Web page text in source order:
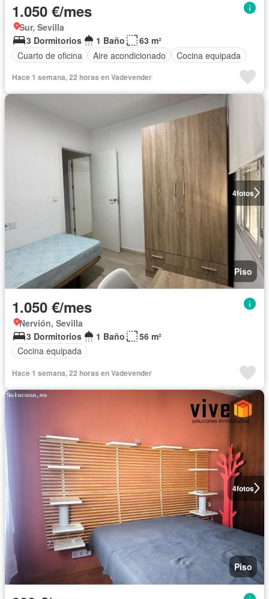
1.050 €/mes
Sur, Sevilla
3 Dormitorios
1 Baño
63 m²
Cuarto de oficina
Aire acondicionado Cocina equipada
Hace 1 semana, 22 horas en Vadevender
4fotos
Piso
1.050 €/mes
Nervión, Sevilla
3 Dormitorios
1 Baño
56 m²
Cocina equipada
Hace 1 semana, 22 horas en Vadevender
4fotos
Piso